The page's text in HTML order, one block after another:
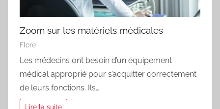
Zoom sur les matériels médicales
Flore
Les médecins ont besoin d’un équipement
médical approprié pour s’acquitter correctement
de leurs fonctions. Ils…
Lire la suite